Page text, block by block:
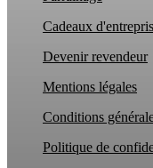
Cadeaux
Devenir revendeur
Mentions légales
Conditions
Politique de